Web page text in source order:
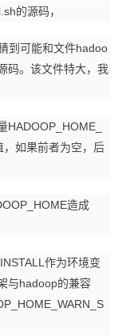
的源码，
到可能和文件hadoo
码。该文件特大，我
，如果前者为空，后
造成
作为环境变
与hadoop的兼容